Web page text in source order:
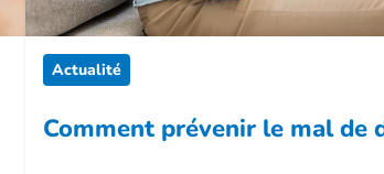
Actualité
Comment prévenir le mal de